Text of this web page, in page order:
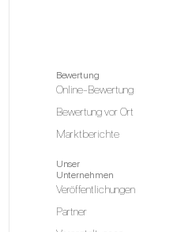
Bewertung
Online-Bewertung
Bewertung vor Ort
Marktberichte
Unser
Unternehmen
Veröffentlichungen
Partner